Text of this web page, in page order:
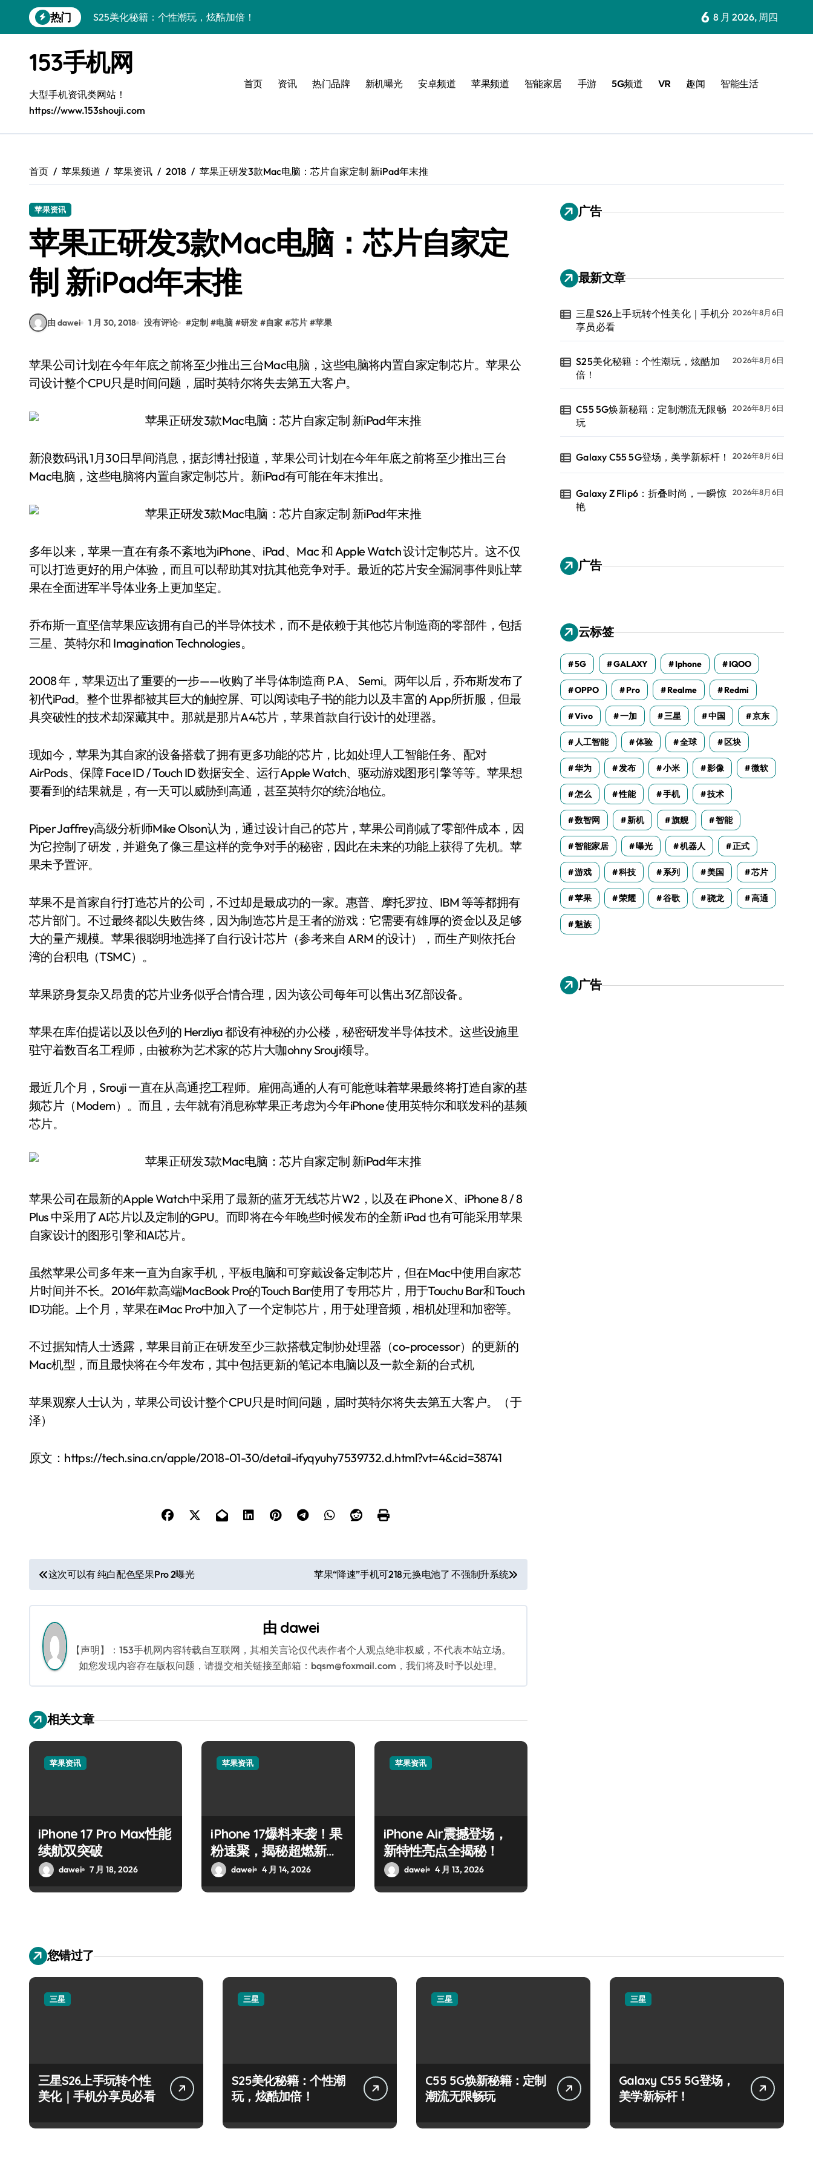
到
热门
S25美化秘籍：个性潮玩，炫酷加倍！
Galaxy C55 5G登场，美学新标杆！
Galaxy Z Flip6：折叠时尚，一瞬惊艳
S25+闪亮登场，3招秒变焦点王者！
Fold6美学秘诀：折叠屏高阶玩法全解锁
S25+潮酷登场，定制你的个性美学
三星S26上手玩转个性美化｜手机分享员必看
6 8 月 2026, 周四
153手机网
大型手机资讯类网站！
https://www.153shouji.com
首页 资讯 热门品牌 新机曝光 安卓频道 苹果频道 智能家居 手游 5G频道 VR 趣闻 智能生活
首页 苹果频道 苹果资讯 2018 苹果正研发3款Mac电脑：芯片自家定制 新iPad年末推
苹果资讯
苹果正研发3款Mac电脑：芯片自家定
制 新iPad年末推
由 dawei 1 月 30, 2018 没有评论 #定制 #电脑 #研发 #自家 #芯片 #苹果
苹果公司计划在今年年底之前将至少推出三台Mac电脑，这些电脑将内置自家定制芯片。苹果公
司设计整个CPU只是时间问题，届时英特尔将失去第五大客户。
新浪数码讯 1月30日早间消息，据彭博社报道，苹果公司计划在今年年底之前将至少推出三台
Mac电脑，这些电脑将内置自家定制芯片。新iPad有可能在年末推出。
多年以来，苹果一直在有条不紊地为iPhone、iPad、Mac 和 Apple Watch 设计定制芯片。这不仅
可以打造更好的用户体验，而且可以帮助其对抗其他竞争对手。最近的芯片安全漏洞事件则让苹
果在全面进军半导体业务上更加坚定。
乔布斯一直坚信苹果应该拥有自己的半导体技术，而不是依赖于其他芯片制造商的零部件，包括
三星、英特尔和 Imagination Technologies。
2008 年，苹果迈出了重要的一步——收购了半导体制造商 P.A、 Semi。两年以后，乔布斯发布了
初代iPad。整个世界都被其巨大的触控屏、可以阅读电子书的能力以及丰富的 App所折服，但最
具突破性的技术却深藏其中。那就是那片A4芯片，苹果首款自行设计的处理器。
现如今，苹果为其自家的设备搭载了拥有更多功能的芯片，比如处理人工智能任务、配对
AirPods、保障 Face ID / Touch ID 数据安全、运行Apple Watch、驱动游戏图形引擎等等。苹果想
要看到的结果就是，有一天可以威胁到高通，甚至英特尔的统治地位。
Piper Jaffrey高级分析师Mike Olson认为，通过设计自己的芯片，苹果公司削减了零部件成本，因
为它控制了研发，并避免了像三星这样的竞争对手的秘密，因此在未来的功能上获得了先机。苹
果未予置评。
苹果不是首家自行打造芯片的公司，不过却是最成功的一家。惠普、摩托罗拉、IBM 等等都拥有
芯片部门。不过最终都以失败告终，因为制造芯片是王者的游戏：它需要有雄厚的资金以及足够
大的量产规模。苹果很聪明地选择了自行设计芯片（参考来自 ARM 的设计），而生产则依托台
湾的台积电（TSMC）。
苹果跻身复杂又昂贵的芯片业务似乎合情合理，因为该公司每年可以售出3亿部设备。
苹果在库伯提诺以及以色列的 Herzliya 都设有神秘的办公楼，秘密研发半导体技术。这些设施里
驻守着数百名工程师，由被称为艺术家的芯片大咖ohny Srouji领导。
最近几个月，Srouji 一直在从高通挖工程师。雇佣高通的人有可能意味着苹果最终将打造自家的基
频芯片（Modem）。而且，去年就有消息称苹果正考虑为今年iPhone 使用英特尔和联发科的基频
芯片。
苹果公司在最新的Apple Watch中采用了最新的蓝牙无线芯片W2，以及在 iPhone X、iPhone 8 / 8
Plus 中采用了AI芯片以及定制的GPU。而即将在今年晚些时候发布的全新 iPad 也有可能采用苹果
自家设计的图形引擎和AI芯片。
虽然苹果公司多年来一直为自家手机，平板电脑和可穿戴设备定制芯片，但在Mac中使用自家芯
片时间并不长。2016年款高端MacBook Pro的Touch Bar使用了专用芯片，用于Touchu Bar和Touch
ID功能。上个月，苹果在iMac Pro中加入了一个定制芯片，用于处理音频，相机处理和加密等。
不过据知情人士透露，苹果目前正在研发至少三款搭载定制协处理器（co-processor）的更新的
Mac机型，而且最快将在今年发布，其中包括更新的笔记本电脑以及一款全新的台式机
苹果观察人士认为，苹果公司设计整个CPU只是时间问题，届时英特尔将失去第五大客户。（于
泽）
原文：https://tech.sina.cn/apple/2018-01-30/detail-ifyqyuhy7539732.d.html?vt=4&cid=38741
文
章
导
航
这次可以有 纯白配色坚果Pro 2曝光 苹果“降速”手机可218元换电池了 不强制升系统
由 dawei
【声明】：153手机网内容转载自互联网，其相关言论仅代表作者个人观点绝非权威，不代表本站立场。
如您发现内容存在版权问题，请提交相关链接至邮箱：bqsm@foxmail.com，我们将及时予以处理。
相关文章
苹果资讯
iPhone 17 Pro Max性能
续航双突破
dawei 7 月 18, 2026
苹果资讯
iPhone 17爆料来袭！果
粉速聚，揭秘超燃新惊
喜！dawei 4 月 14, 2026
苹果资讯
iPhone Air震撼登场，
新特性亮点全揭秘！
dawei 4 月 13, 2026
广告
最新文章
三星S26上手玩转个性美化｜手机分
享员必看
2026年8月6日
S25美化秘籍：个性潮玩，炫酷加
倍！
2026年8月6日
C55 5G焕新秘籍：定制潮流无限畅
玩
2026年8月6日
Galaxy C55 5G登场，美学新标杆！ 2026年8月6日
Galaxy Z Flip6：折叠时尚，一瞬惊
艳
2026年8月6日
广告
云标签
5G GALAXY Iphone IQOO
OPPO Pro Realme Redmi
Vivo 一加 三星 中国 京东
人工智能 体验 全球 区块
华为 发布 小米 影像 微软
怎么 性能 手机 技术
数智网 新机 旗舰 智能
智能家居 曝光 机器人 正式
游戏 科技 系列 美国 芯片
苹果 荣耀 谷歌 骁龙 高通
魅族
广告
您错过了
三星
三星S26上手玩转个性
美化｜手机分享员必看
三星
S25美化秘籍：个性潮
玩，炫酷加倍！
三星
C55 5G焕新秘籍：定制
潮流无限畅玩
三星
Galaxy C55 5G登场，
美学新标杆！